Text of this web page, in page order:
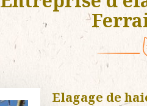
Elagage de